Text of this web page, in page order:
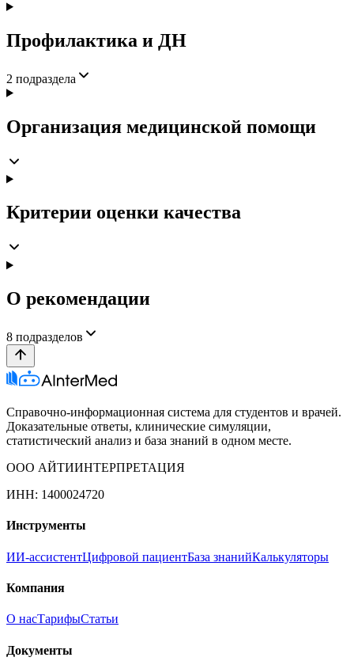
Профилактика и ДН
2 подраздела
Организация медицинской помощи
Критерии оценки качества
О рекомендации
8 подразделов
Справочно-информационная система для студентов и врачей.
Доказательные ответы, клинические симуляции,
статистический анализ и база знаний в одном месте.
ООО АЙТИИНТЕРПРЕТАЦИЯ
ИНН: 1400024720
Инструменты
ИИ-ассистентЦифровой пациентБаза знанийКалькуляторы
Компания
О насТарифыСтатьи
Документы